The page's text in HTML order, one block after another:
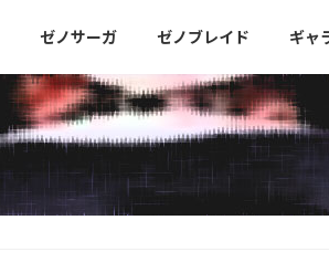
ゼノサーガ ゼノブレイド ギャ